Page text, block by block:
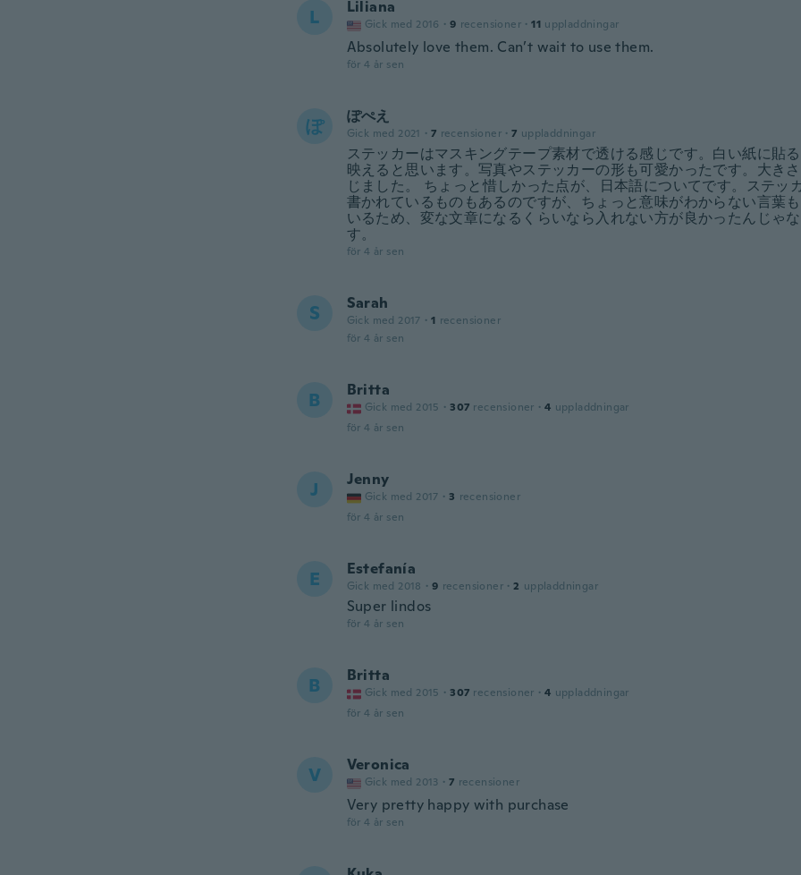
L Liliana
Gick med 2016 · 9 recensioner · 11 uppladdningar
Absolutely love them. Can’t wait to use them.
för 4 år sen
ぽ ぽぺえ
Gick med 2021 · 7 recensioner · 7 uppladdningar
ステッカーはマスキングテープ素材で透ける感じです。白い紙に貼
映えると思います。写真やステッカーの形も可愛かったです。大き
じました。 ちょっと惜しかった点が、日本語についてです。ステッ
書かれているものもあるのですが、ちょっと意味がわからない言葉
いるため、変な文章になるくらいなら入れない方が良かったんじゃ
す。
för 4 år sen
S Sarah
Gick med 2017 · 1 recensioner
för 4 år sen
B Britta
Gick med 2015 · 307 recensioner · 4 uppladdningar
för 4 år sen
J Jenny
Gick med 2017 · 3 recensioner
för 4 år sen
E Estefanía
Gick med 2018 · 9 recensioner · 2 uppladdningar
Super lindos
för 4 år sen
B Britta
Gick med 2015 · 307 recensioner · 4 uppladdningar
för 4 år sen
V Veronica
Gick med 2013 · 7 recensioner
Very pretty happy with purchase
för 4 år sen